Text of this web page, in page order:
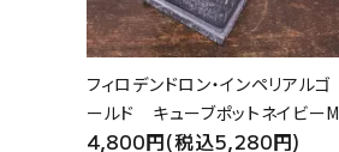
フィロデンドロン・インペリアルゴ
ールド キューブポットネイビーM
4,800円(税込5,280円)